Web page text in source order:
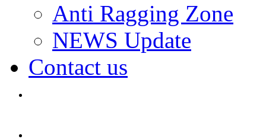
Anti Ragging Zone
NEWS Update
Contact us